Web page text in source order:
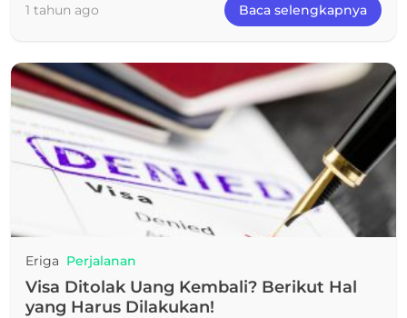
1 tahun ago Baca selengkapnya
Eriga Perjalanan
Visa Ditolak Uang Kembali? Berikut Hal
yang Harus Dilakukan!